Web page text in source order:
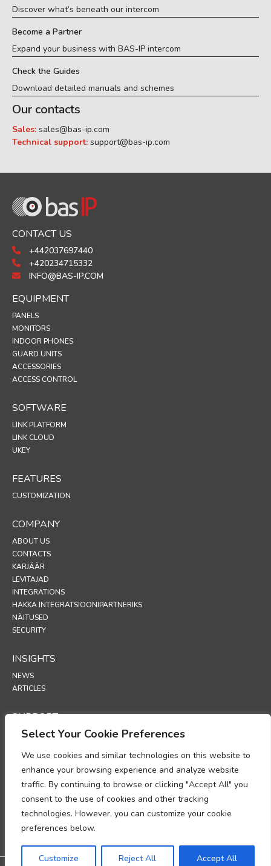
Select Your Cookie Preferences
We use cookies and similar technologies on this website to
enhance your browsing experience and analyze website
traffic. By continuing to browse or clicking "Accept All" you
consent to the use of cookies and other tracking
technologies. However, you can customize your cookie
preferences below.
Customize Reject All Accept All
Discover what’s beneath our intercom
Become a Partner
Expand your business with BAS-IP intercom
Check the Guides
Download detailed manuals and schemes
Our contacts
Sales: sales@bas-ip.com
Technical support: support@bas-ip.com
CONTACT US
+442037697440
+420234715332
INFO@BAS-IP.COM
EQUIPMENT
PANELS
MONITORS
INDOOR PHONES
GUARD UNITS
ACCESSORIES
ACCESS CONTROL
SOFTWARE
LINK PLATFORM
LINK CLOUD
UKEY
FEATURES
CUSTOMIZATION
COMPANY
ABOUT US
CONTACTS
KARJÄÄR
LEVITAJAD
INTEGRATIONS
HAKKA INTEGRATSIOONIPARTNERIKS
NÄITUSED
SECURITY
INSIGHTS
NEWS
ARTICLES
SUPPORT
TECHNICAL PORTAL
POLICIES
PRIVAATSUSPOLIITIKA
KÜPSISTE POLIITIKA
MEMORANDUM ISIKUANDMETE TÖÖTLEMISE NÕUETELE VASTAVUSE
KOHTA
ANDMETÖÖTLUSE LISA